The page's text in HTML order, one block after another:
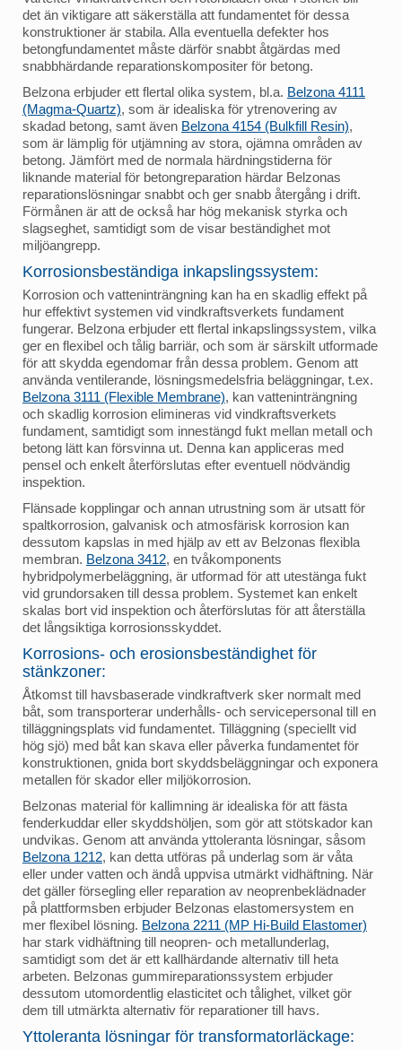
det än viktigare att säkerställa att fundamentet för dessa
konstruktioner är stabila. Alla eventuella defekter hos
betongfundamentet måste därför snabbt åtgärdas med
snabbhärdande reparationskompositer för betong.
Belzona erbjuder ett flertal olika system, bl.a. Belzona 4111
(Magma-Quartz), som är idealiska för ytrenovering av
skadad betong, samt även Belzona 4154 (Bulkfill Resin),
som är lämplig för utjämning av stora, ojämna områden av
betong. Jämfört med de normala härdningstiderna för
liknande material för betongreparation härdar Belzonas
reparationslösningar snabbt och ger snabb återgång i drift.
Förmånen är att de också har hög mekanisk styrka och
slagseghet, samtidigt som de visar beständighet mot
miljöangrepp.
Korrosionsbeständiga inkapslingssystem:
Korrosion och vatteninträngning kan ha en skadlig effekt på
hur effektivt systemen vid vindkraftsverkets fundament
fungerar. Belzona erbjuder ett flertal inkapslingssystem, vilka
ger en flexibel och tålig barriär, och som är särskilt utformade
för att skydda egendomar från dessa problem. Genom att
använda ventilerande, lösningsmedelsfria beläggningar, t.ex.
Belzona 3111 (Flexible Membrane), kan vatteninträngning
och skadlig korrosion elimineras vid vindkraftsverkets
fundament, samtidigt som innestängd fukt mellan metall och
betong lätt kan försvinna ut. Denna kan appliceras med
pensel och enkelt återförslutas efter eventuell nödvändig
inspektion.
Flänsade kopplingar och annan utrustning som är utsatt för
spaltkorrosion, galvanisk och atmosfärisk korrosion kan
dessutom kapslas in med hjälp av ett av Belzonas flexibla
membran. Belzona 3412, en tvåkomponents
hybridpolymerbeläggning, är utformad för att utestänga fukt
vid grundorsaken till dessa problem. Systemet kan enkelt
skalas bort vid inspektion och återförslutas för att återställa
det långsiktiga korrosionsskyddet.
Korrosions- och erosionsbeständighet för
stänkzoner:
Åtkomst till havsbaserade vindkraftverk sker normalt med
båt, som transporterar underhålls- och servicepersonal till en
tilläggningsplats vid fundamentet. Tilläggning (speciellt vid
hög sjö) med båt kan skava eller påverka fundamentet för
konstruktionen, gnida bort skyddsbeläggningar och exponera
metallen för skador eller miljökorrosion.
Belzonas material för kallimning är idealiska för att fästa
fenderkuddar eller skyddshöljen, som gör att stötskador kan
undvikas. Genom att använda yttoleranta lösningar, såsom
Belzona 1212, kan detta utföras på underlag som är våta
eller under vatten och ändå uppvisa utmärkt vidhäftning. När
det gäller försegling eller reparation av neoprenbeklädnader
på plattformsben erbjuder Belzonas elastomersystem en
mer flexibel lösning. Belzona 2211 (MP Hi-Build Elastomer)
har stark vidhäftning till neopren- och metallunderlag,
samtidigt som det är ett kallhärdande alternativ till heta
arbeten. Belzonas gummireparationssystem erbjuder
dessutom utomordentlig elasticitet och tålighet, vilket gör
dem till utmärkta alternativ för reparationer till havs.
Yttoleranta lösningar för transformatorläckage: